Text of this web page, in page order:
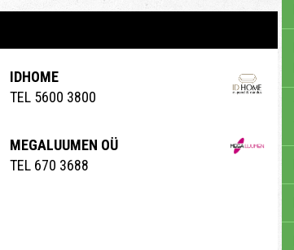
IDHOME
TEL 5600 3800
MEGALUUMEN OÜ
TEL 670 3688